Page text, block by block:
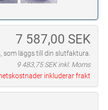
7 587,00 SEK
som läggs till din slutfaktura.
9 483,75SEK inkl. Moms
inkluderar frakt